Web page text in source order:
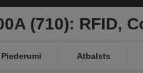
(710): RFID,
Piederumi Atbalsts